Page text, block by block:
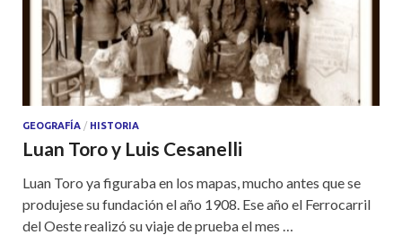
GEOGRAFÍA / HISTORIA
Luan Toro y Luis Cesanelli
Luan Toro ya figuraba en los mapas, mucho antes que se
produjese su fundación el año 1908. Ese año el Ferrocarril
del Oeste realizó su viaje de prueba el mes …